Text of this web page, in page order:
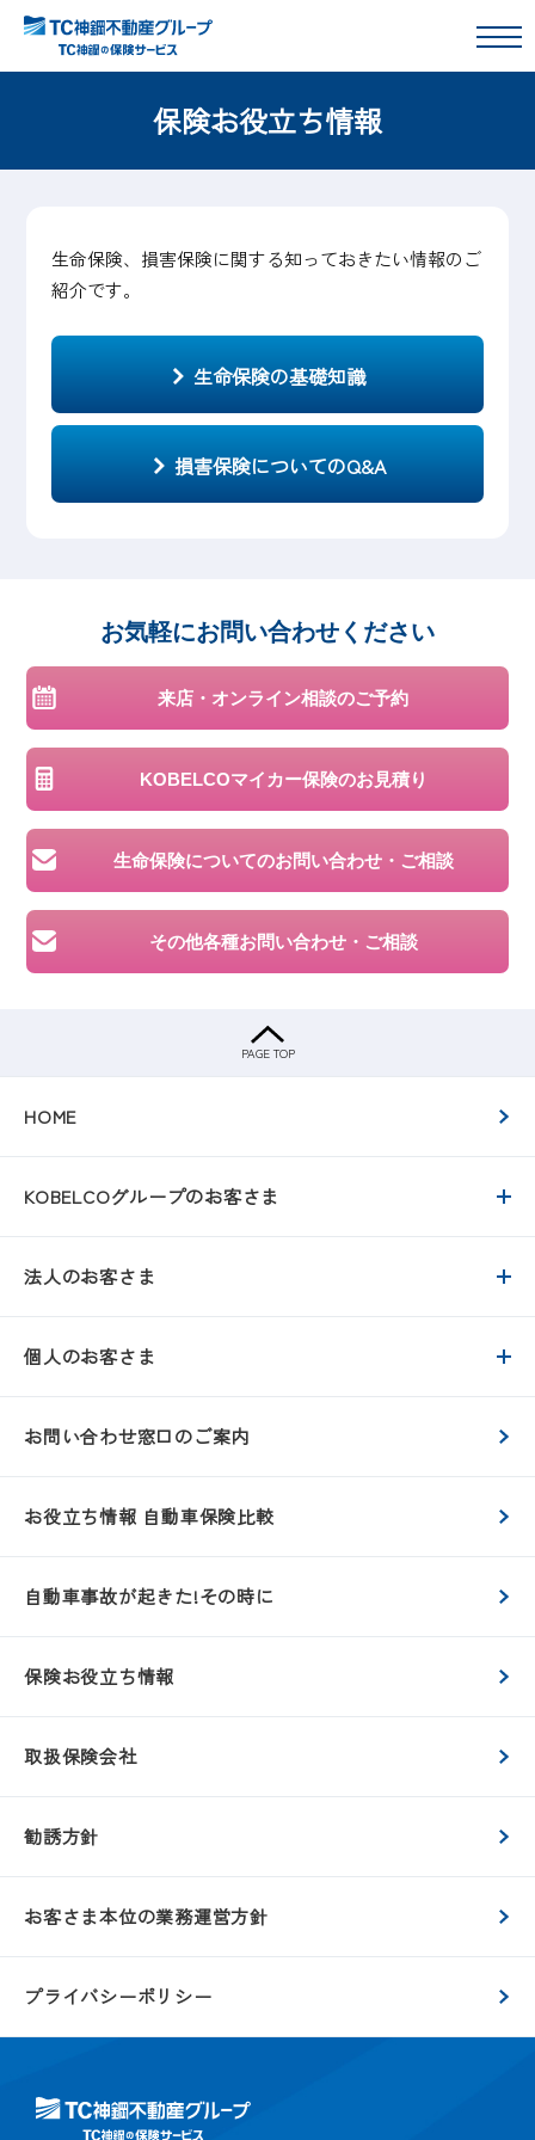
保険お役立ち情報
生命保険、損害保険に関する知っておきたい情報のご
紹介です。
生命保険の基礎知識
損害保険についてのQ&A
お気軽にお問い合わせください
来店・オンライン相談のご予約
KOBELCOマイカー保険のお見積り
生命保険についてのお問い合わせ・ご相談
その他各種お問い合わせ・ご相談
PAGE TOP
HOME
KOBELCOグループのお客さま
法人のお客さま
個人のお客さま
お問い合わせ窓口のご案内
お役立ち情報 自動車保険比較
自動車事故が起きた!その時に
保険お役立ち情報
取扱保険会社
勧誘方針
お客さま本位の業務運営方針
プライバシーポリシー